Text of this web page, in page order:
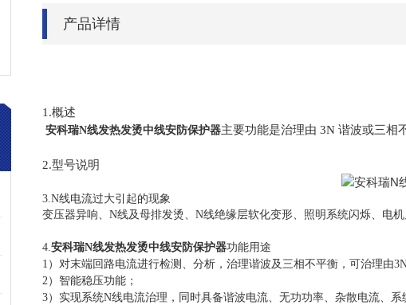
产品详情
1.概述
安科瑞N线发热发烫中线安防保护器主要功能是治理由 3N 谐波或三相
2.型号说明
3.N线电流过大引起的现象
变压器异响、N线及母排发烫、N线绝缘层软化变形、照明系统闪烁、电
4.安科瑞N线发热发烫中线安防保护器功能用途
1）对末端回路电流进行检测、分析，治理谐波及三相不平衡，可治理由
2）智能稳压功能；
3）实现系统N线电流治理，同时具备谐波电流、无功功率、杂散电流、